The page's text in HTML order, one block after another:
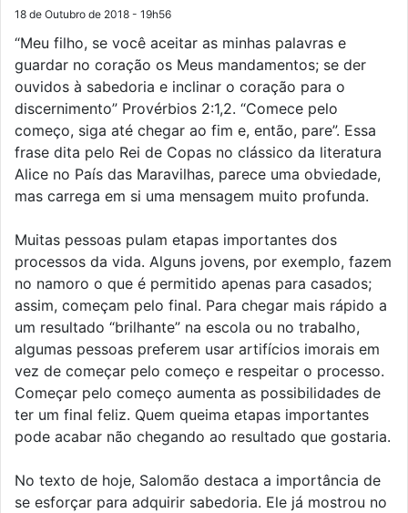
18 de Outubro de 2018 - 19h56
“Meu filho, se você aceitar as minhas palavras e
guardar no coração os Meus mandamentos; se der
ouvidos à sabedoria e inclinar o coração para o
discernimento” Provérbios 2:1,2. “Comece pelo
começo, siga até chegar ao fim e, então, pare”. Essa
frase dita pelo Rei de Copas no clássico da literatura
Alice no País das Maravilhas, parece uma obviedade,
mas carrega em si uma mensagem muito profunda.
Muitas pessoas pulam etapas importantes dos
processos da vida. Alguns jovens, por exemplo, fazem
no namoro o que é permitido apenas para casados;
assim, começam pelo final. Para chegar mais rápido a
um resultado “brilhante” na escola ou no trabalho,
algumas pessoas preferem usar artifícios imorais em
vez de começar pelo começo e respeitar o processo.
Começar pelo começo aumenta as possibilidades de
ter um final feliz. Quem queima etapas importantes
pode acabar não chegando ao resultado que gostaria.
No texto de hoje, Salomão destaca a importância de
se esforçar para adquirir sabedoria. Ele já mostrou no